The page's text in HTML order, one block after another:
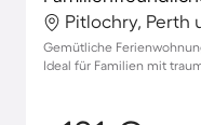
Gemütliche
Ideal für Familien mit